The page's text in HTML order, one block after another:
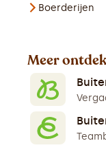
Boerderijen
Meer